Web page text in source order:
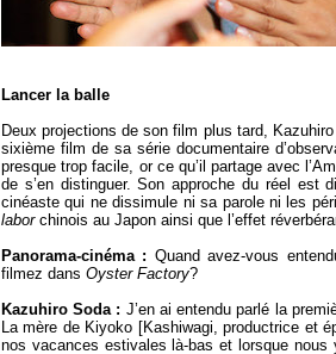
Lancer la balle
Deux projections de son film plus tard,
sixième film de sa série documentaire
presque trop facile, or ce qu’il partage avec
de s’en distinguer. Son approche du réel
cinéaste qui ne dissimule ni sa parole ni les
labor chinois au Japon ainsi que l’effet
Panorama-cinéma : Quand avez-vous
filmez dans Oyster Factory?
Kazuhiro Soda : J’en ai entendu parlé la
La mère de Kiyoko [Kashiwagi, productrice et
nos vacances estivales là-bas et lorsque